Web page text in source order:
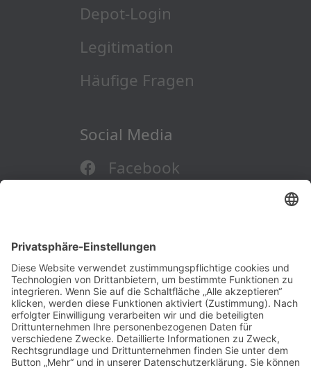
Depot-Login
Legitimation
Häufige Fragen
Social Media
Facebook
KONTAKT DATENSCHUTZ
SOCIAL-MEDIA-DATENSCHUTZ IMPRESSUM